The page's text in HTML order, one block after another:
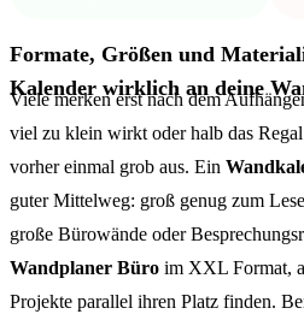
Formate, Größen und
Kalender wirklich an deine
Viele merken erst nach dem
viel zu klein wirkt oder halb das
vorher einmal grob aus. Ein
guter Mittelweg: groß genug zum
große Bürowände oder
Wandplaner Büro im XXL Format,
Projekte parallel ihren Platz finden.